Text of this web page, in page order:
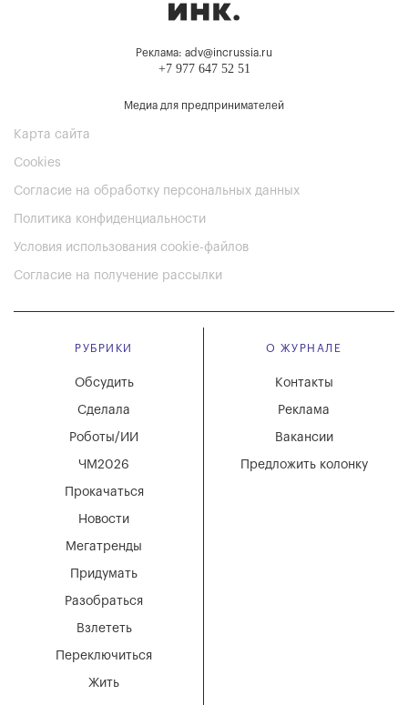
Реклама: adv@incrussia.ru
+7 977 647 52 51
Медиа для предпринимателей
Карта сайта
Cookies
Согласие на обработку персональных данных
Политика конфиденциальности
Условия использования cookie-файлов
Согласие на получение рассылки
РУБРИКИ
Мегатренды
Придумать
Разобраться
Взлететь
Новости
Переключиться
Жить
Обсудить
Сделала
Роботы/ИИ
ЧМ2026
Прокачаться
О ЖУРНАЛЕ
Вакансии
Реклама
Контакты
Предложить колонку